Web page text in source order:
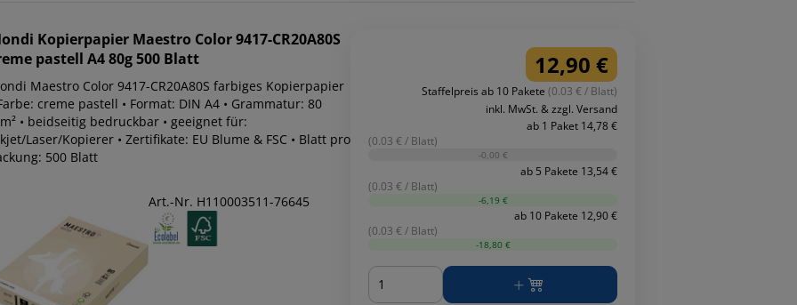
Kopierpapier Maestro Color 9417-CR20A80S
pastell A4 80g 500 Blatt
Maestro Color 9417-CR20A80S farbiges Kopierpapier
creme pastell • Format: DIN A4 • Grammatur: 80
• beidseitig bedruckbar • geeignet für:
Laser/Kopierer • Zertifikate: EU Blume & FSC • Blatt pro
500 Blatt
Art.-Nr. H110003511-76645
12,90 €
Staffelpreis ab 10 Pakete (0.03 € / Blatt)
inkl. MwSt. & zzgl. Versand
ab 1 Paket 14,78 €
(0.03 € / Blatt)
-0,00 €
ab 5 Pakete 13,54 €
(0.03 € / Blatt)
-6,19 €
ab 10 Pakete 12,90 €
(0.03 € / Blatt)
-18,80 €
Menge